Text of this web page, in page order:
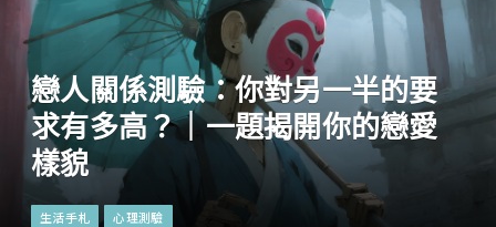
戀人關係測驗：你對另一半的要
求有多高？｜一題揭開你的戀愛
樣貌
生活手札 心理測驗